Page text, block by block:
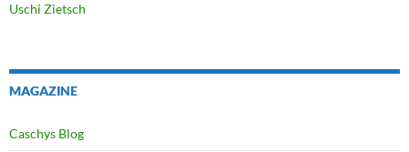
Uschi Zietsch
MAGAZINE
Caschys Blog